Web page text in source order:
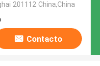
201112 China,China
Contacto